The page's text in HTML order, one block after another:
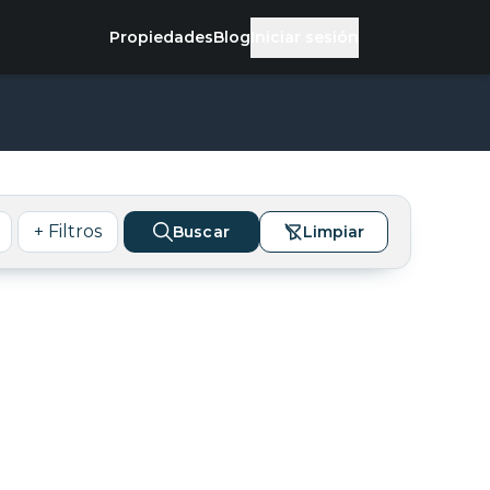
PropiedadesBlog
+ Filtros Buscar Limpiar